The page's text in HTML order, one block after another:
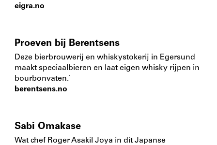
eigra.no
Proeven bij Berentsens
Deze bierbrouwerij en whiskystokerij in Egersund
maakt speciaalbieren en laat eigen whisky rijpen in
bourbonvaten.`
berentsens.no
Sabi Omakase
Wat chef Roger Asakil Joya in dit Japanse